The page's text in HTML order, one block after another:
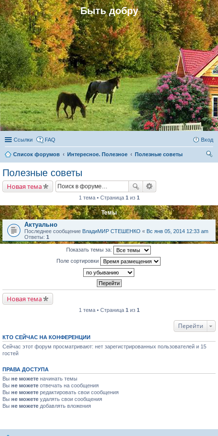
Быть добру
Ссылки FAQ Вход
Список форумов Интересное. Полезное
Полезные советы
Полезные советы
Новая тема
1 тема • Страница 1 из 1
Темы
Актуально
Последнее сообщение ВладиМИР СТЕШЕНКО « Вс янв 05, 2014 12:33 am
Ответы: 1
Показать темы за:
Поле сортировки
Новая тема
1 тема • Страница 1 из 1
Перейти
КТО СЕЙЧАС НА КОНФЕРЕНЦИИ
Сейчас этот форум просматривают: нет зарегистрированных пользователей и 15
гостей
ПРАВА ДОСТУПА
Вы не можете начинать темы
Вы не можете отвечать на сообщения
Вы не можете редактировать свои сообщения
Вы не можете удалять свои сообщения
Вы не можете добавлять вложения